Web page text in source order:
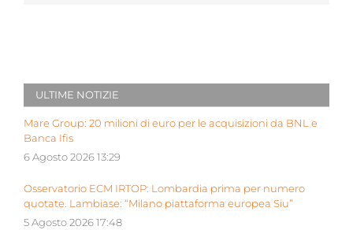
ULTIME NOTIZIE
Mare Group: 20 milioni di euro per le acquisizioni da BNL e
Banca Ifis
6 Agosto 2026 13:29
Osservatorio ECM IRTOP: Lombardia prima per numero
quotate. Lambiase: “Milano piattaforma europea Siu”
5 Agosto 2026 17:48